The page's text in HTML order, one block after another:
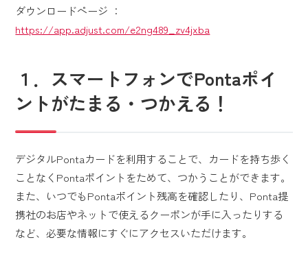
ダウンロードページ ：
https://app.adjust.com/e2ng489_zv4jxba
１．スマートフォンでPontaポイ
ントがたまる・つかえる！
デジタルPontaカードを利用することで、カードを持ち歩く
ことなくPontaポイントをためて、つかうことができます。
また、いつでもPontaポイント残高を確認したり、Ponta提
携社のお店やネットで使えるクーポンが手に入ったりする
など、必要な情報にすぐにアクセスいただけます。